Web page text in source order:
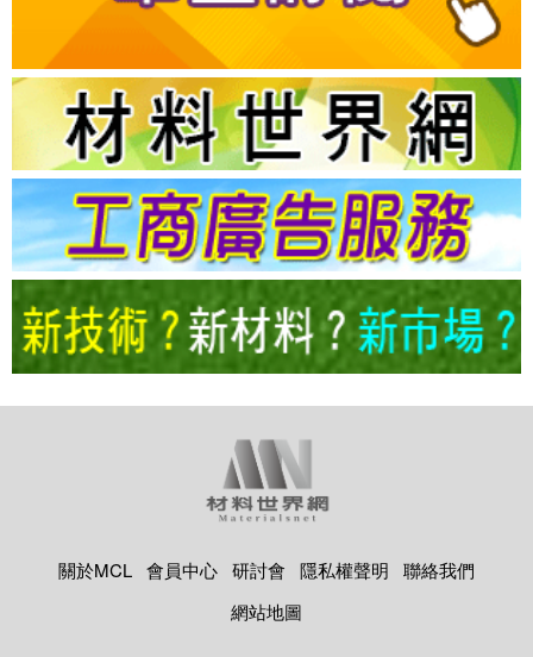
關於MCL 會員中心 研討會 隱私權聲明
聯絡我們
網站地圖